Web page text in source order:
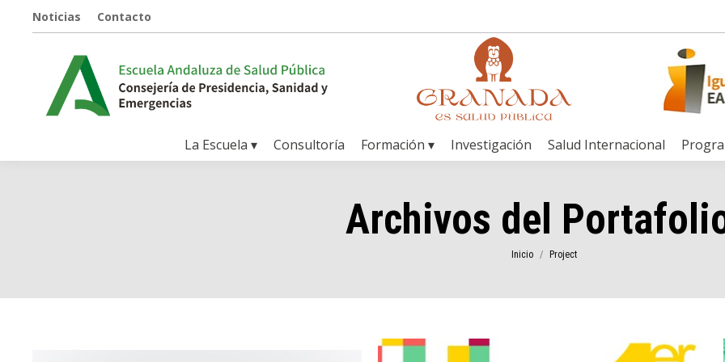
Noticias Contacto
La Escuela ▾ Consultoría Formación ▾ Investigación Salud Internacional
Archivos del
Estás aquí:
Inicio Project